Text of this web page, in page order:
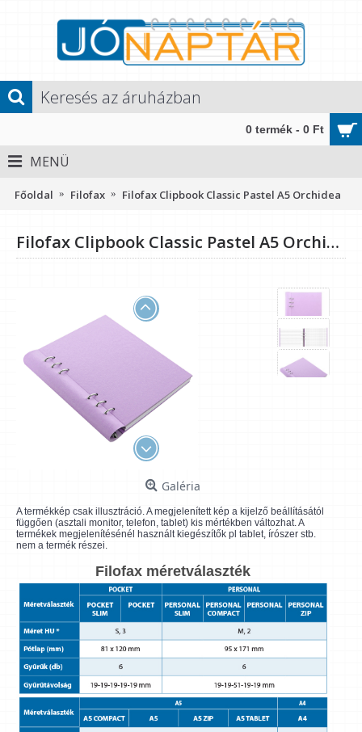
0 termék - 0 Ft
MENÜ
Főoldal Filofax Filofax Clipbook Classic Pastel A5 Orchidea
Filofax Clipbook Classic Pastel A5 Orchidea
Galéria
A termékkép csak illusztráció. A megjelenített kép a kijelző beállításától
függően (asztali monitor, telefon, tablet) kis mértékben változhat. A
termékek megjelenítésénél használt kiegészítők pl tablet, írószer stb.
nem a termék részei.
Filofax méretválaszték